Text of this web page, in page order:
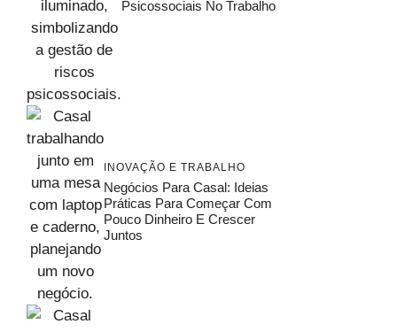
Psicossociais No Trabalho
INOVAÇÃO E TRABALHO
Negócios Para Casal: Ideias
Práticas Para Começar Com
Pouco Dinheiro E Crescer
Juntos